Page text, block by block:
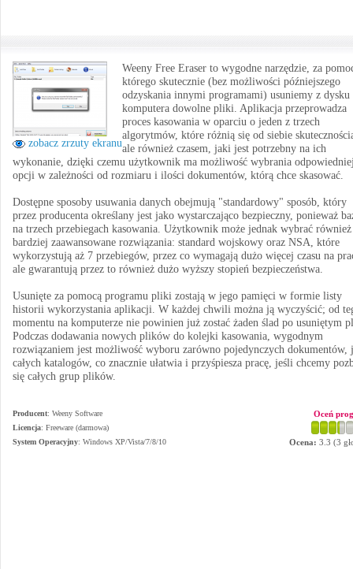
zobacz zrzuty ekranu
Weeny Free Eraser to wygodne narzędzie, za
którego skutecznie (bez możliwości późniejszego
odzyskania innymi programami) usuniemy z dysku
komputera dowolne pliki. Aplikacja przeprowadza
proces kasowania w oparciu o jeden z trzech
algorytmów, które różnią się od siebie
ale również czasem, jaki jest potrzebny na ich
wykonanie, dzięki czemu użytkownik ma możliwość wybrania
opcji w zależności od rozmiaru i ilości dokumentów, którą chce skasować.
Dostępne sposoby usuwania danych obejmują "standardowy" sposób, który
przez producenta określany jest jako wystarczająco bezpieczny, ponieważ
na trzech przebiegach kasowania. Użytkownik może jednak wybrać
bardziej zaawansowane rozwiązania: standard wojskowy oraz NSA, które
wykorzystują aż 7 przebiegów, przez co wymagają dużo więcej czasu na
ale gwarantują przez to również dużo wyższy stopień bezpieczeństwa.
Usunięte za pomocą programu pliki zostają w jego pamięci w formie listy
historii wykorzystania aplikacji. W każdej chwili można ją wyczyścić; od
momentu na komputerze nie powinien już zostać żaden ślad po usuniętym
Podczas dodawania nowych plików do kolejki kasowania, wygodnym
rozwiązaniem jest możliwość wyboru zarówno pojedynczych dokumentów,
całych katalogów, co znacznie ułatwia i przyśpiesza pracę, jeśli chcemy
się całych grup plików.
Producent: Weeny Software
Licencja: Freeware (darmowa)
System Operacyjny: Windows XP/Vista/7/8/10
Oceń
Ocena: 3.3 (3